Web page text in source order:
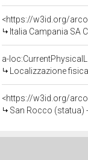
<https://w3id.org/
Italia Campania SA
a-
Localizzazione
<https://w3id.org/
San Rocco (statua)